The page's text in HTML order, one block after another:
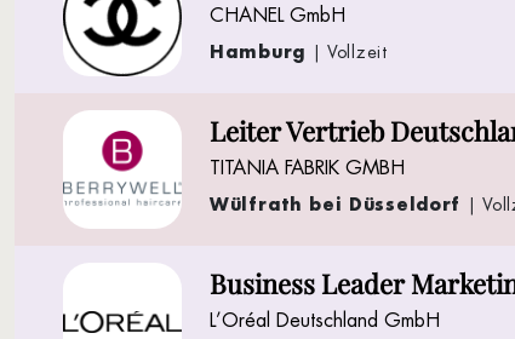
CHANEL GmbH
Hamburg | Vollzeit
Leiter Vertrieb
TITANIA FABRIK GMBH
Wülfrath bei Düsseldorf |
Business Leader
L’Oréal Deutschland GmbH